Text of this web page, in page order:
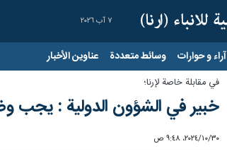
٧ آب ٢٠٢٦
آراء و حوارات وسائط متعددة عناوين الأخبار
في مقابلة خاصة لإرنا؛
خبير في الشؤون الدولية : يجب
٣٠‏/١٠‏/٢٠٢٤، ٩:٤٨ ص